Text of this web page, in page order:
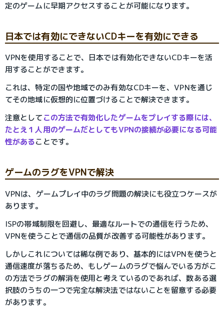
定のゲームに早期アクセスすることが可能になります。
日本では有効にできないCDキーを有効にできる
VPNを使用することで、日本では有効化できないCDキーを活
用することができます。
これは、特定の国や地域でのみ有効なCDキーを、VPNを通じ
てその地域に仮想的に位置づけることで解決できます。
注意としてこの方法で有効化したゲームをプレイする際には、
たとえ１人用のゲームだとしてもVPNの接続が必要になる可能
性があることです。
ゲームのラグをVPNで解決
VPNは、ゲームプレイ中のラグ問題の解決にも役立つケースが
あります。
ISPの帯域制限を回避し、最適なルートでの通信を行うため、
VPNを使うことで通信の品質が改善する可能性があります。
しかしこれについては稀な例であり、基本的にはVPNを使うと
通信速度が落ちるため、もしゲームのラグで悩んでいる方がこ
の方法でラグの解消を使用と考えているのであれば、数ある選
択肢のうちの一つで完全な解決法ではないことを留意する必要
があります。